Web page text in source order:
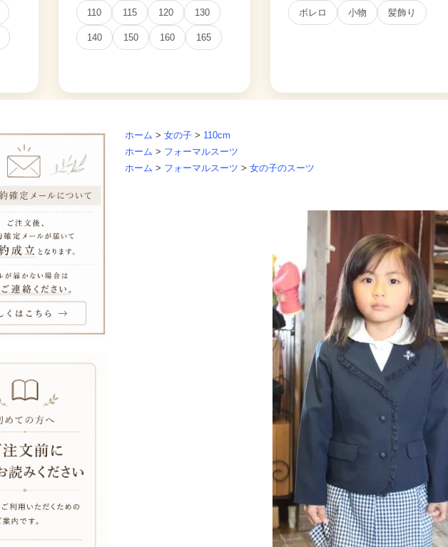
110 115 120 130
140 150 160 165
ボレロ 小物 髪飾り
ホーム > 女の子 > 110cm
ホーム > フォーマルスーツ
ホーム > フォーマルスーツ > 女の子のスーツ